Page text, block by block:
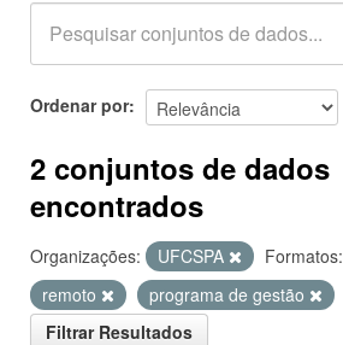
Grupos
Sobre
Ordenar por
2 conjuntos de dados
encontrados
Organizações: UFCSPA Formatos:
remoto
programa de gestão
Filtrar Resultados